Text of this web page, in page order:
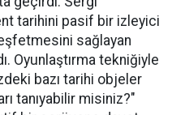
tarihini pasif bir izleyici
sağlayan
Oyunlaştırma tekniğiyle
bazı tarihi objeler
tanıyabilir misiniz?"